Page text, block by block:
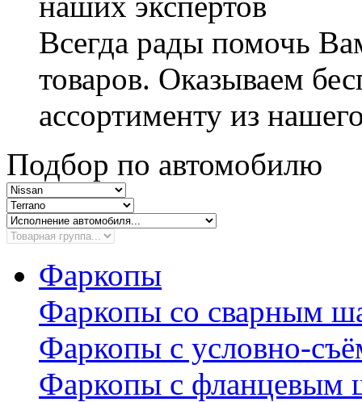
Всегда рады помочь
товаров. Оказываем
ассортименту из
Подбор по автомобилю
Фаркопы
Фаркопы со сварным
Фаркопы с условно-
Фаркопы с фланцевым